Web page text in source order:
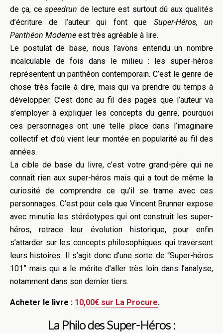
de ça, cespeedrun de lecture est surtout dû aux qualités
d’écriture de l’auteur qui font que Super-Héros, un
Panthéon Moderne est très agréable à lire.
Le postulat de base, nous l’avons entendu un nombre
incalculable de fois dans le milieu : les super-héros
représentent un panthéon contemporain. C’est le genre de
chose très facile à dire, mais qui va prendre du temps à
développer. C’est donc au fil des pages que l’auteur va
s’employer à expliquer les concepts du genre, pourquoi
ces personnages ont une telle place dans l’imaginaire
collectif et d’où vient leur montée en popularité au fil des
années.
La cible de base du livre, c’est votre grand-père qui ne
connaît rien aux super-héros mais qui a tout de même la
curiosité de comprendre ce qu’il se trame avec ces
personnages. C’est pour cela que Vincent Brunner expose
avec minutie les stéréotypes qui ont construit les super-
héros, retrace leur évolution historique, pour enfin
s’attarder sur les concepts philosophiques qui traversent
leurs histoires. Il s’agit donc d’une sorte de “Super-héros
101” mais qui a le mérite d’aller très loin dans l’analyse,
notamment dans son dernier tiers.
Acheter le livre : 10,00€ sur La Procure.
La Philo des Super-Héros :